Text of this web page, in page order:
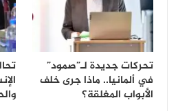
تحركات جديدة لـ”صمود”
في ألمانيا.. ماذا جرى خلف
الأبواب المغلقة؟